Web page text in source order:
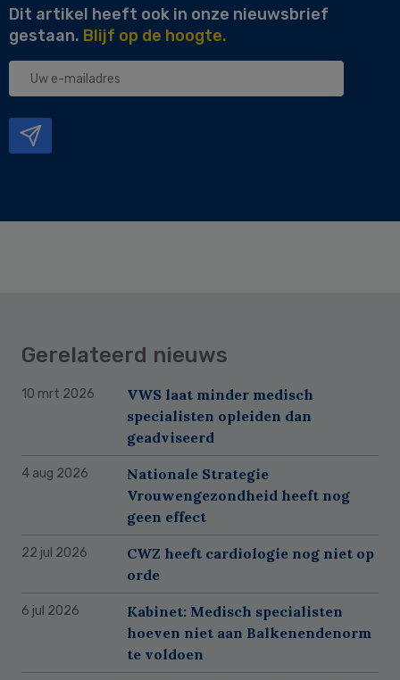
Dit artikel heeft ook in onze nieuwsbrief
gestaan. Blijf op de hoogte.
Uw
Gerelateerd nieuws
10 mrt 2026
VWS laat minder medisch
specialisten opleiden dan
geadviseerd
4 aug 2026
Nationale Strategie
Vrouwengezondheid heeft nog
geen effect
22 jul 2026
CWZ heeft cardiologie nog niet op
orde
6 jul 2026
Kabinet: Medisch specialisten
hoeven niet aan Balkenendenorm
te voldoen